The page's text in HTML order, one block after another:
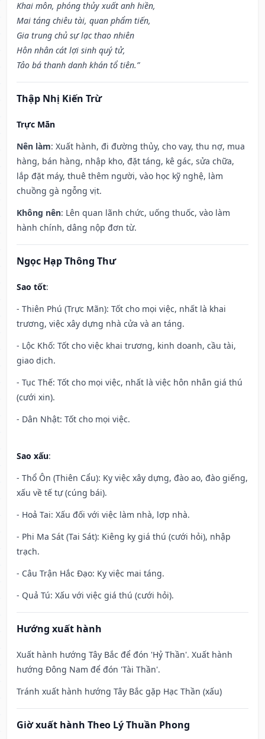
Khai môn, phóng thủy xuất anh hiền,
Mai táng chiêu tài, quan phẩm tiến,
Gia trung chủ sự lạc thao nhiên
Hôn nhân cát lợi sinh quý tử,
Tảo bá thanh danh khán tổ tiên.”
Thập Nhị Kiến Trừ
Trực Mãn
Nên làm: Xuất hành, đi đường thủy, cho vay, thu nợ, mua
hàng, bán hàng, nhập kho, đặt táng, kê gác, sửa chữa,
lắp đặt máy, thuê thêm người, vào học kỹ nghệ, làm
chuồng gà ngỗng vịt.
Không nên: Lên quan lãnh chức, uống thuốc, vào làm
hành chính, dâng nộp đơn từ.
Ngọc Hạp Thông Thư
Sao tốt:
- Thiên Phú (Trực Mãn): Tốt cho mọi việc, nhất là khai
trương, việc xây dựng nhà cửa và an táng.
- Lộc Khố: Tốt cho việc khai trương, kinh doanh, cầu tài,
giao dịch.
- Tục Thế: Tốt cho mọi việc, nhất là việc hôn nhân giá thú
(cưới xin).
- Dân Nhật: Tốt cho mọi việc.
Sao xấu:
- Thổ Ôn (Thiên Cẩu): Kỵ việc xây dựng, đào ao, đào giếng,
xấu về tế tự (cúng bái).
- Hoả Tai: Xấu đối với việc làm nhà, lợp nhà.
- Phi Ma Sát (Tai Sát): Kiêng kỵ giá thú (cưới hỏi), nhập
trạch.
- Câu Trận Hắc Đạo: Kỵ việc mai táng.
- Quả Tú: Xấu với việc giá thú (cưới hỏi).
Hướng xuất hành
Xuất hành hướng Tây Bắc để đón 'Hỷ Thần'. Xuất hành
hướng Đông Nam để đón 'Tài Thần'.
Tránh xuất hành hướng Tây Bắc gặp Hạc Thần (xấu)
Giờ xuất hành Theo Lý Thuần Phong